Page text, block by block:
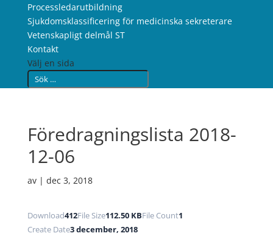
Processledarutbildning
Sjukdomsklassificering för medicinska sekreterare
Vetenskapligt delmål ST
Kontakt
Välj en sida
Föredragningslista 2018-
12-06
av | dec 3, 2018
Download412File Size112.50 KBFile Count1
Create Date3 december, 2018